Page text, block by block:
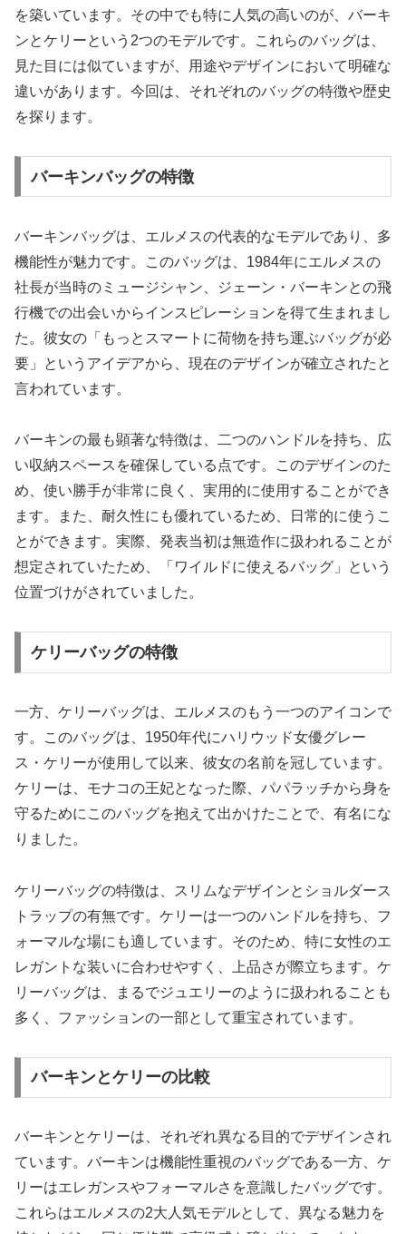
を築いています。その中でも特に人気の高いのが、バーキ
ンとケリーという2つのモデルです。これらのバッグは、
見た目には似ていますが、用途やデザインにおいて明確な
違いがあります。今回は、それぞれのバッグの特徴や歴史
を探ります。
バーキンバッグの特徴
バーキンバッグは、エルメスの代表的なモデルであり、多
機能性が魅力です。このバッグは、1984年にエルメスの
社長が当時のミュージシャン、ジェーン・バーキンとの飛
行機での出会いからインスピレーションを得て生まれまし
た。彼女の「もっとスマートに荷物を持ち運ぶバッグが必
要」というアイデアから、現在のデザインが確立されたと
言われています。
バーキンの最も顕著な特徴は、二つのハンドルを持ち、広
い収納スペースを確保している点です。このデザインのた
め、使い勝手が非常に良く、実用的に使用することができ
ます。また、耐久性にも優れているため、日常的に使うこ
とができます。実際、発表当初は無造作に扱われることが
想定されていたため、「ワイルドに使えるバッグ」という
位置づけがされていました。
ケリーバッグの特徴
一方、ケリーバッグは、エルメスのもう一つのアイコンで
す。このバッグは、1950年代にハリウッド女優グレー
ス・ケリーが使用して以来、彼女の名前を冠しています。
ケリーは、モナコの王妃となった際、パパラッチから身を
守るためにこのバッグを抱えて出かけたことで、有名にな
りました。
ケリーバッグの特徴は、スリムなデザインとショルダース
トラップの有無です。ケリーは一つのハンドルを持ち、フ
ォーマルな場にも適しています。そのため、特に女性のエ
レガントな装いに合わせやすく、上品さが際立ちます。ケ
リーバッグは、まるでジュエリーのように扱われることも
多く、ファッションの一部として重宝されています。
バーキンとケリーの比較
バーキンとケリーは、それぞれ異なる目的でデザインされ
ています。バーキンは機能性重視のバッグである一方、ケ
リーはエレガンスやフォーマルさを意識したバッグです。
これらはエルメスの2大人気モデルとして、異なる魅力を